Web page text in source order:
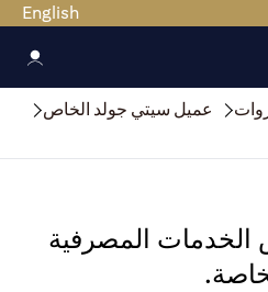
English
عميل سيتي جولد الخاص
الخدمات المصرفية